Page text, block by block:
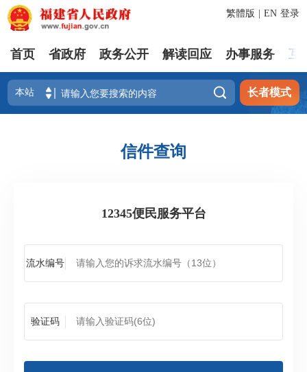
登录
繁體版 EN
首页 省政府 政务公开 解读回应 办事服务 互
 长者模式
信件查询
12345便民服务平台
流水编号
验证码